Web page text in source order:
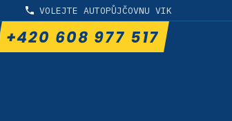
VOLEJTE AUTOPŮJČOVNU VIK
+420 608 977 517